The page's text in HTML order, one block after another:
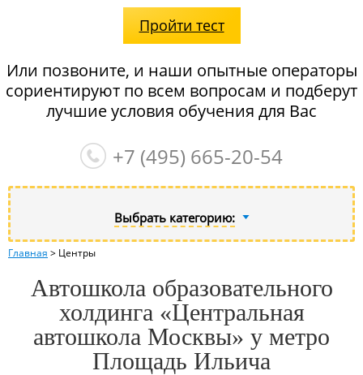
Пройти тест
Или позвоните, и наши опытные операторы
сориентируют по всем вопросам и подберут
лучшие условия обучения для Вас
+7 (495) 665-20-54
Выбрать категорию:
Главная > Центры
Автошкола образовательного
холдинга «Центральная
автошкола Москвы» у метро
Площадь Ильича